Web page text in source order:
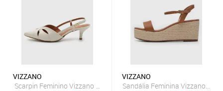
VIZZANO
Scarpin Feminino Vizzano Slingback Bico Fino Off-White
VIZZANO
Sandália Feminina Vizzano